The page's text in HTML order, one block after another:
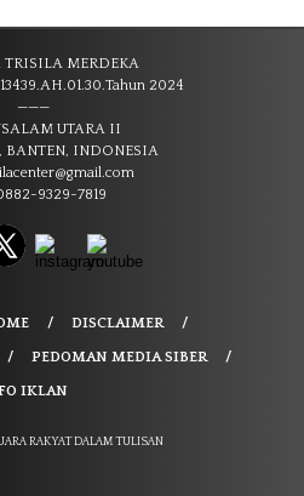
TRISILA MERDEKA
2024
———
UTARA II
BANTEN, INDONESIA
9329-7819
DISCLAIMER
PEDOMAN MEDIA SIBER
IKLAN
RAKYAT DALAM TULISAN